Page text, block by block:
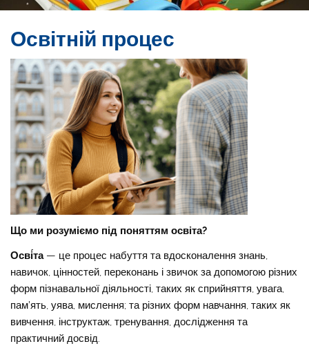
Освітній процес
Що ми розуміємо під поняттям освіта?
Осві́та— це процес набуття та вдосконалення знань,
навичок, цінностей, переконань і звичок за допомогою різних
форм пізнавальної діяльності, таких як сприйняття, увага,
пам’ять, уява, мислення; та різних форм навчання, таких як
вивчення, інструктаж, тренування, дослідження та
практичний досвід.